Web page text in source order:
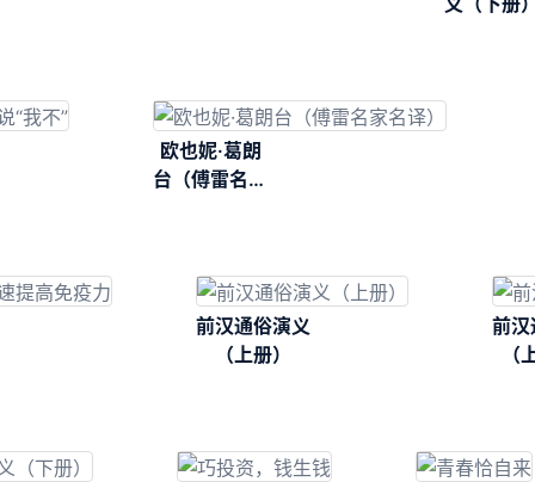
欧也妮·葛朗
台（傅雷名家
前汉通俗演义
（上册）
前汉
（